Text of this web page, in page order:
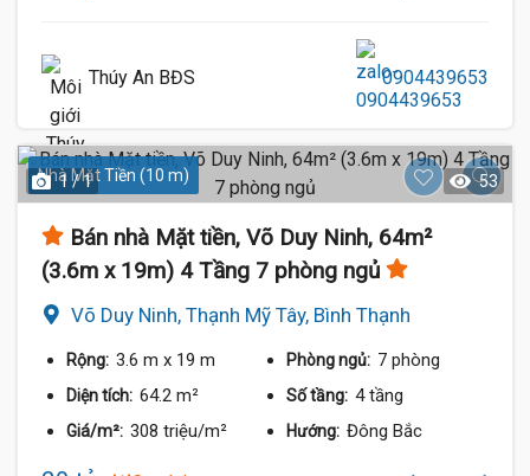
Thúy An BĐS 0904439653
Nhà Mặt Tiền (10 m)
1 / 1 53
Bán nhà Mặt tiền, Võ Duy Ninh, 64m²
(3.6m x 19m) 4 Tầng 7 phòng ngủ
Võ Duy Ninh, Thạnh Mỹ Tây, Bình Thạnh
Rộng: 3.6 m x 19 m Phòng ngủ: 7 phòng
Diện tích: 64.2 m² Số tầng: 4 tầng
Giá/m²: 308 triệu/m² Hướng: Đông Bắc